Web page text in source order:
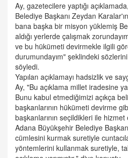
Ay, gazetecilere yaptığı
Belediye Başkanı Zeydan
bana başka bir misyon yüklemiş
aldığı yerlerde çalışmak
ve bu hükümeti devirmekle ilgili
durumundayım" şeklindeki sözlerini
söyledi.
Yapılan açıklamayı hadsizlik ve
Ay, "Bu açıklama millet iradesine
Bunu kabul etmediğimizi açıkça
başkanlarının hükümeti devirme
başkanlarının seçildikleri ile
Adana Büyükşehir Belediye
cümlesini kurmak suretiyle
yöntemlerini kullanmak suretiyle,